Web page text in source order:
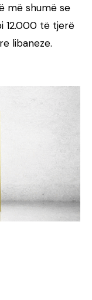
më shumë se
12.000 të tjerë
libaneze.